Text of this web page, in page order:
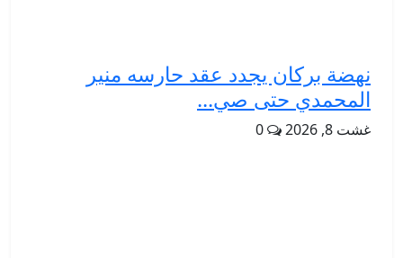
نهضة بركان يجدد عقد حارسه منير
المحمدي حتى صي...
غشت 8, 2026 0